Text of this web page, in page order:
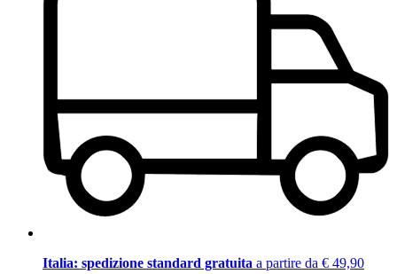
Italia: spedizione standard gratuita a partire da € 49,90